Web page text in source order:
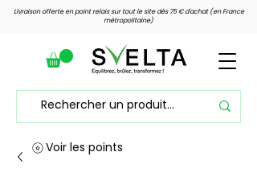
Voir les points
Livraison offerte en point relais sur tout le site dès 75 € d'achat (en France
métropolitaine)